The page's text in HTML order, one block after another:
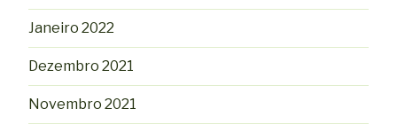
Janeiro 2022
Dezembro 2021
Novembro 2021